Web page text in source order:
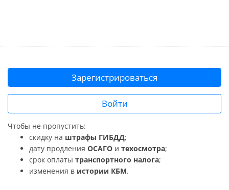
Зарегистрироваться
Войти
Чтобы не пропустить:
скидку на штрафы ГИБДД;
дату продления ОСАГО и техосмотра;
срок оплаты транспортного налога;
изменения в истории КБМ.